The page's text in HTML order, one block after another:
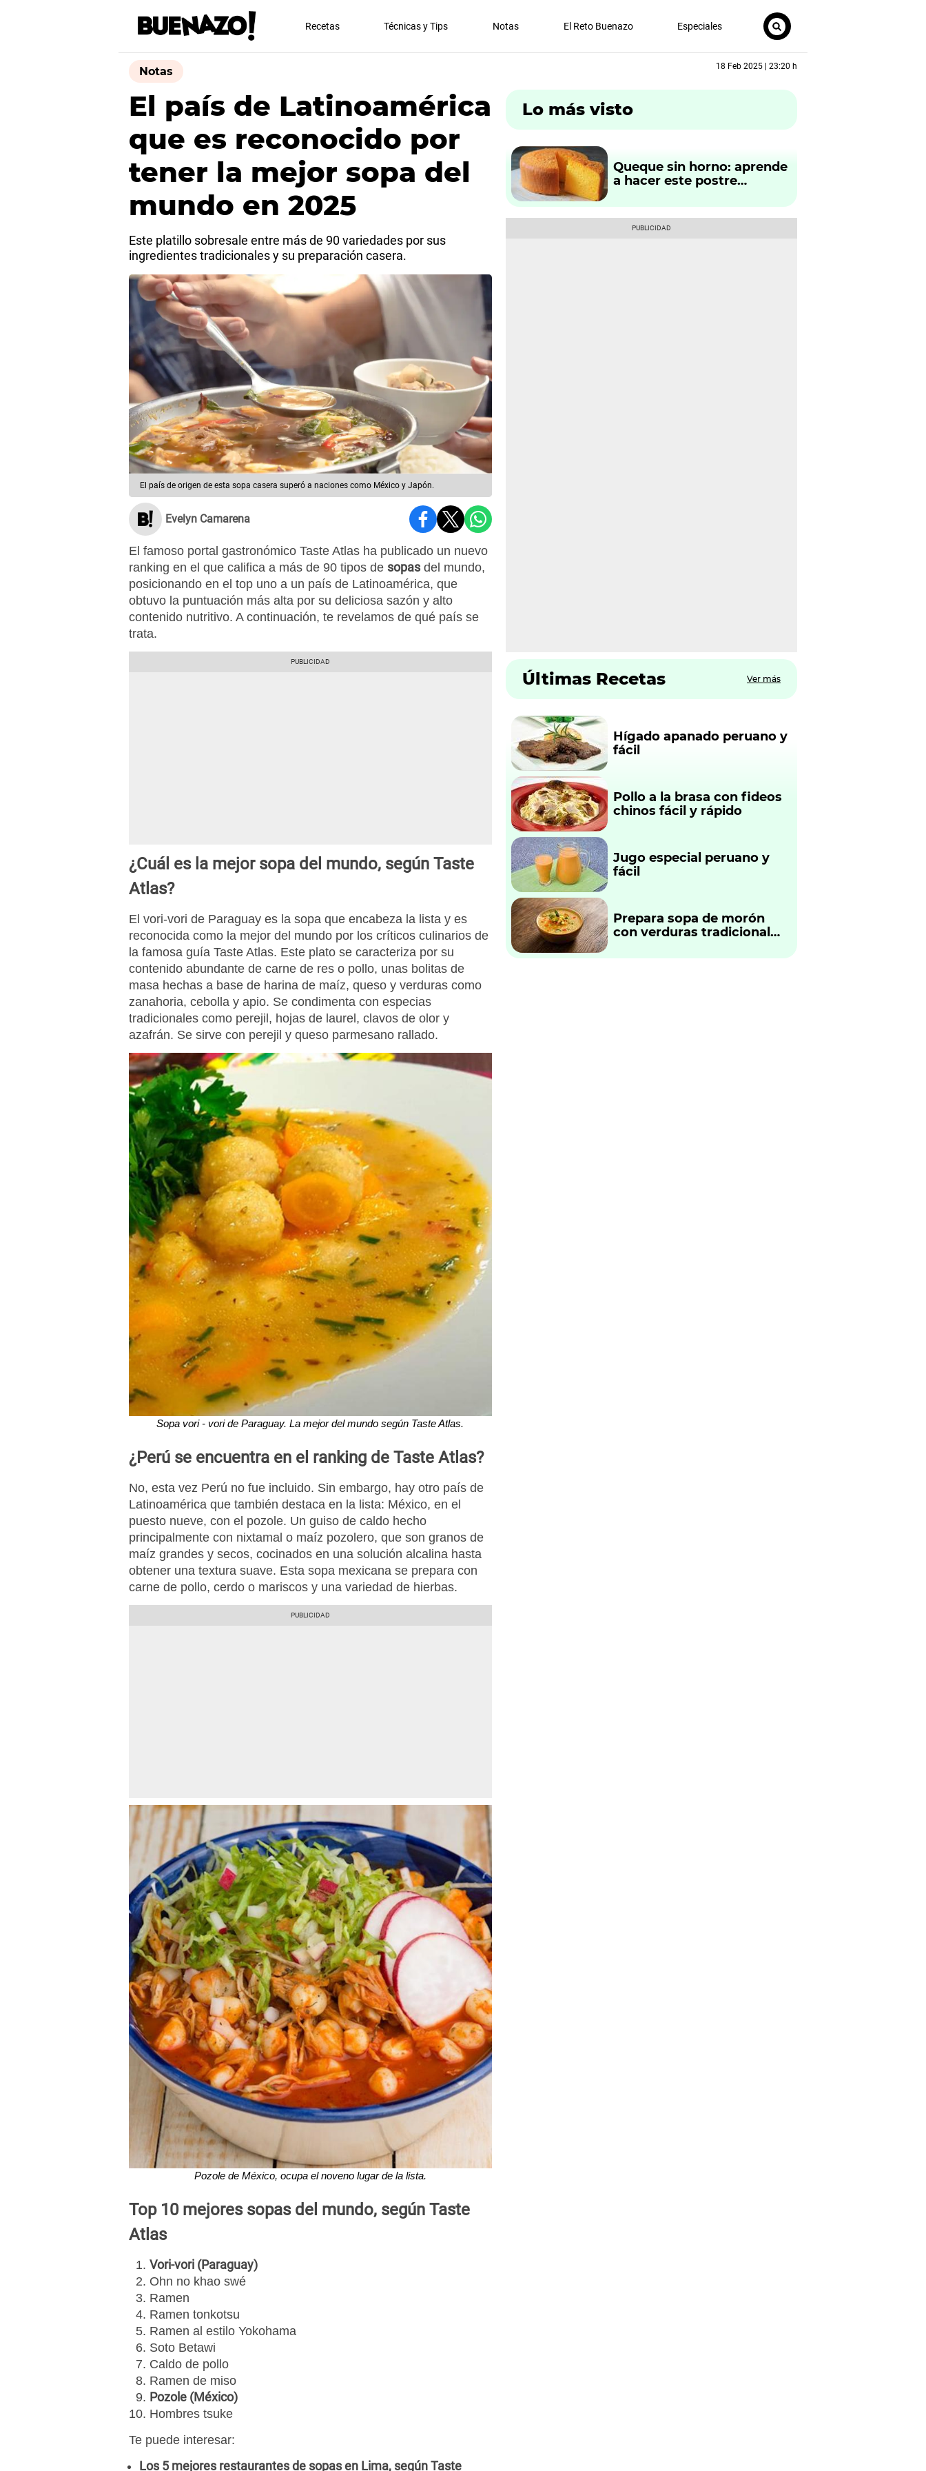
Recetas Técnicas y Tips Notas El Reto Buenazo Especiales
Notas 18 Feb 2025 | 23:20 h
El país de Latinoamérica
que es reconocido por
tener la mejor sopa del
mundo en 2025
Este platillo sobresale entre más de 90 variedades por sus
ingredientes tradicionales y su preparación casera.
El país de origen de esta sopa casera superó a naciones como México y Japón.
Evelyn Camarena
El famoso portal gastronómico Taste Atlas ha publicado un nuevo
ranking en el que califica a más de 90 tipos de sopas del mundo,
posicionando en el top uno a un país de Latinoamérica, que
obtuvo la puntuación más alta por su deliciosa sazón y alto
contenido nutritivo. A continuación, te revelamos de qué país se
trata.
¿Cuál es la mejor sopa del mundo, según Taste
Atlas?
El vori-vori de Paraguay es la sopa que encabeza la lista y es
reconocida como la mejor del mundo por los críticos culinarios de
la famosa guía Taste Atlas. Este plato se caracteriza por su
contenido abundante de carne de res o pollo, unas bolitas de
masa hechas a base de harina de maíz, queso y verduras como
zanahoria, cebolla y apio. Se condimenta con especias
tradicionales como perejil, hojas de laurel, clavos de olor y
azafrán. Se sirve con perejil y queso parmesano rallado.
Sopa vori - vori de Paraguay. La mejor del mundo según Taste Atlas.
¿Perú se encuentra en el ranking de Taste Atlas?
No, esta vez Perú no fue incluido. Sin embargo, hay otro país de
Latinoamérica que también destaca en la lista: México, en el
puesto nueve, con el pozole. Un guiso de caldo hecho
principalmente con nixtamal o maíz pozolero, que son granos de
maíz grandes y secos, cocinados en una solución alcalina hasta
obtener una textura suave. Esta sopa mexicana se prepara con
carne de pollo, cerdo o mariscos y una variedad de hierbas.
Pozole de México, ocupa el noveno lugar de la lista.
Top 10 mejores sopas del mundo, según Taste
Atlas
Vori-vori (Paraguay)
Ohn no khao swé
Ramen
Ramen tonkotsu
Ramen al estilo Yokohama
Soto Betawi
Caldo de pollo
Ramen de miso
Pozole (México)
Hombres tsuke
Te puede interesar:
Los 5 mejores restaurantes de sopas en Lima, según Taste
Lo más visto
Queque sin horno: aprende
a hacer este postre
Últimas Recetas Ver más
Hígado apanado peruano y
fácil
Pollo a la brasa con fideos
chinos fácil y rápido
Jugo especial peruano y
fácil
Prepara sopa de morón
con verduras tradicional